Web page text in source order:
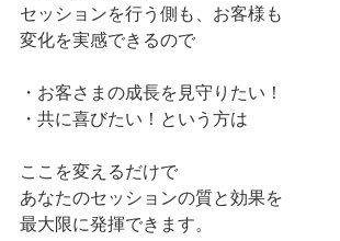
セッションを行う側も、お客様も
変化を実感できるので
・お客さまの成長を見守りたい！
・共に喜びたい！という方は
ここを変えるだけで
あなたのセッションの質と効果を
最大限に発揮できます。